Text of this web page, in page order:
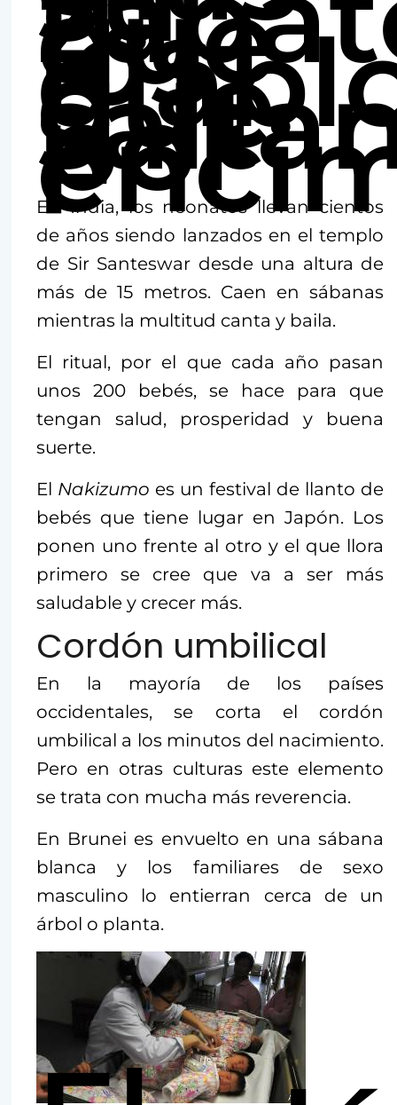
que
los
que
por
En India, los neonatos llevan cientos
de años siendo lanzados en el templo
de Sir Santeswar desde una altura de
más de 15 metros. Caen en sábanas
mientras la multitud canta y baila.
El ritual, por el que cada año pasan
unos 200 bebés, se hace para que
tengan salud, prosperidad y buena
suerte.
El Nakizumo es un festival de llanto de
bebés que tiene lugar en Japón. Los
ponen uno frente al otro y el que llora
primero se cree que va a ser más
saludable y crecer más.
Cordón umbilical
En la mayoría de los países
occidentales, se corta el cordón
umbilical a los minutos del nacimiento.
Pero en otras culturas este elemento
se trata con mucha más reverencia.
En Brunei es envuelto en una sábana
blanca y los familiares de sexo
masculino lo entierran cerca de un
árbol o planta.